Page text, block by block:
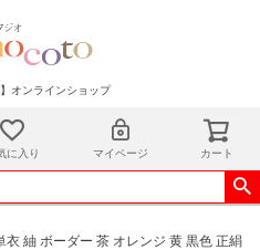
オンラインショップ
に入り マイページ カート
衣 紬 ボーダー 茶 オレンジ 黄 黒色 正絹